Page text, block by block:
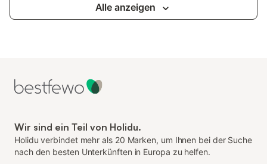
Alle anzeigen
Wir sind ein Teil von Holidu.
Holidu verbindet mehr als 20 Marken, um Ihnen bei der Suche
nach den besten Unterkünften in Europa zu helfen.